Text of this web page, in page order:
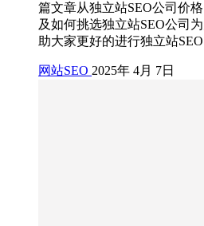
篇文章从独立站SEO公司价
及如何挑选独立站SEO公司
助大家更好的进行独立站
网站SEO 2025年 4月 7日